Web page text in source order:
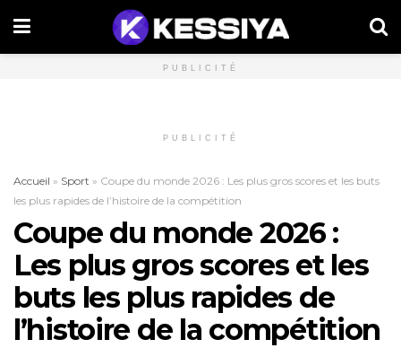
PUBLICITÉ
PUBLICITÉ
Accueil » Sport » Coupe du monde 2026 : Les plus gros scores et les buts
les plus rapides de l’histoire de la compétition
Coupe du monde 2026 :
Les plus gros scores et les
buts les plus rapides de
l’histoire de la compétition